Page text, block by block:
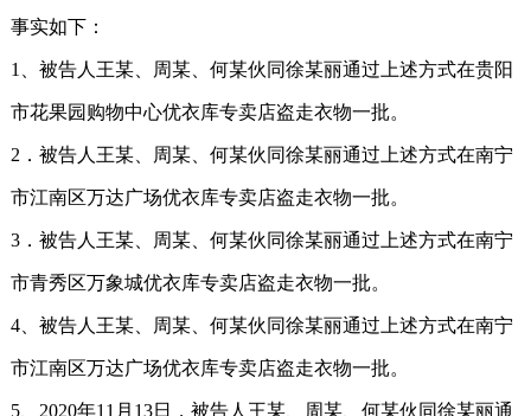
事实如下：
1、被告人王某、周某、何某伙同徐某丽通过上述方式在贵阳
市花果园购物中心优衣库专卖店盗走衣物一批。
2．被告人王某、周某、何某伙同徐某丽通过上述方式在南宁
市江南区万达广场优衣库专卖店盗走衣物一批。
3．被告人王某、周某、何某伙同徐某丽通过上述方式在南宁
市青秀区万象城优衣库专卖店盗走衣物一批。
4、被告人王某、周某、何某伙同徐某丽通过上述方式在南宁
市江南区万达广场优衣库专卖店盗走衣物一批。
5、2020年11月13日，被告人王某、周某、何某伙同徐某丽通